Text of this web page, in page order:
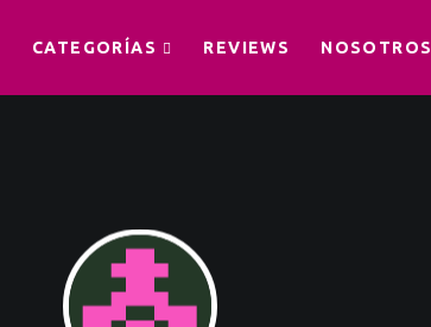
CATEGORÍAS REVIEWS NOSOTROS